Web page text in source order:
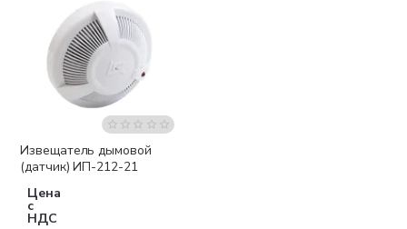
Извещатель дымовой
(датчик) ИП-212-21
Цена
с
НДС